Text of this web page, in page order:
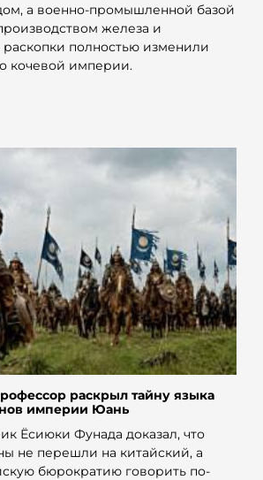
а военно-промышленной базой
железа и
полностью изменили
кочевой империи.
раскрыл тайну языка
империи Юань
Ёсиюки Фунада доказал, что
не перешли на китайский, а
бюрократию говорить по-